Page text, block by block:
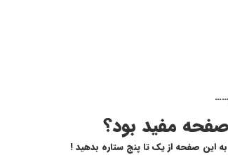
مفید بود؟
به این صفحه از یک تا پنج ستاره بدهید !